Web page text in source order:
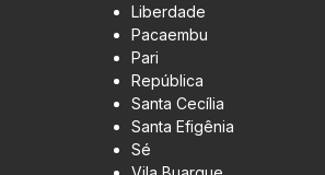
Liberdade
Pacaembu
Pari
República
Santa Cecília
Santa Efigênia
Sé